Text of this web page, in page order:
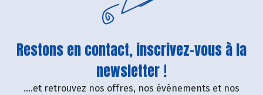
Restons en contact, inscrivez-vous à la
newsletter !
....et retrouvez nos offres, nos événements et nos